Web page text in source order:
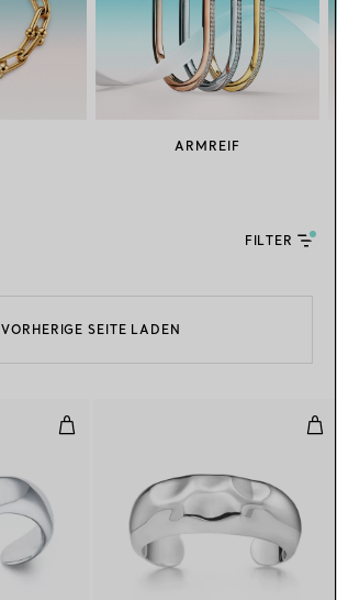
ARMREIF
FILTER
VORHERIGE SEITE LADEN
Wing Manschettenarmreif